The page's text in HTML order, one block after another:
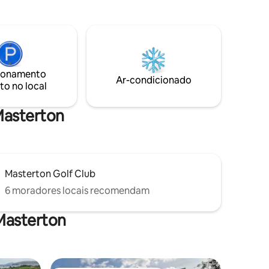
de
Internacional de Céu Escuro oficial. É
tudo absolutamente pacífico.
no local
Ar-condicionado
Masterton Golf Club
6 moradores locais recomendam